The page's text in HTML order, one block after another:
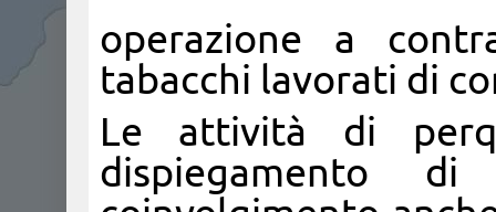
operazione a
tabacchi lavorati di
Le attività di
dispiegamento